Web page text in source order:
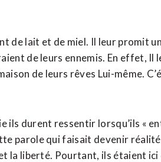
de lait et de miel. Il leur promit
de leurs ennemis. En effet, Il
de leurs rêves Lui-même.
ils durent ressentir lorsqu’ils «
parole qui faisait devenir
la liberté. Pourtant, ils étaient ici